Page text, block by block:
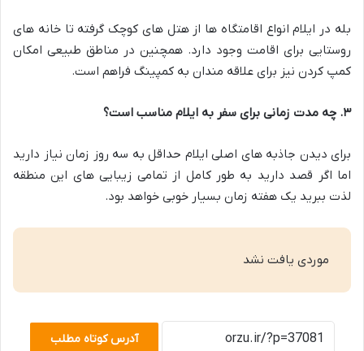
بله در ایلام انواع اقامتگاه ها از هتل های کوچک گرفته تا خانه های
روستایی برای اقامت وجود دارد. همچنین در مناطق طبیعی امکان
کمپ کردن نیز برای علاقه مندان به کمپینگ فراهم است.
۳. چه مدت زمانی برای سفر به ایلام مناسب است؟
برای دیدن جاذبه های اصلی ایلام حداقل به سه روز زمان نیاز دارید
اما اگر قصد دارید به طور کامل از تمامی زیبایی های این منطقه
لذت ببرید یک هفته زمان بسیار خوبی خواهد بود.
موردی یافت نشد
آدرس کوتاه مطلب